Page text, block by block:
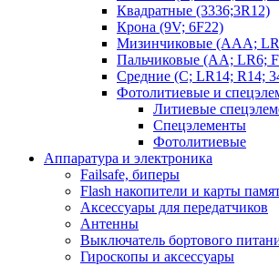
Квадратные (3336;3R12)
Крона (9V; 6F22)
Мизинчиковые (AAA;
Пальчиковые (AA; LR6;
Средние (C; LR14; R14;
Фотолитиевые и
Литиевые
Спецэлементы
Фотолитиевые
Аппаратура и электроника
Failsafe, биперы
Flash накопители и карты
Аксессуары для передатчиков
Антенны
Выключатель бортового
Гироскопы и аксессуары